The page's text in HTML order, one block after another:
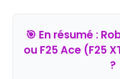
🎯 En résumé :
ou F25 Ace (F25
?